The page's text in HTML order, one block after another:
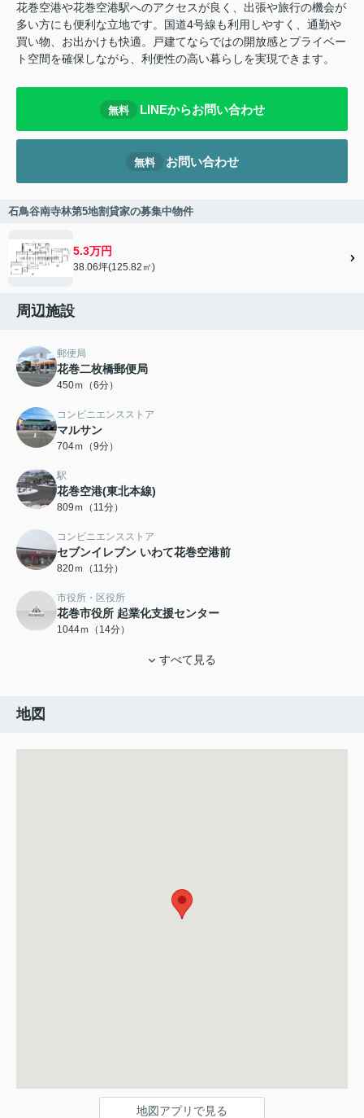
花巻空港や花巻空港駅へのアクセスが良く、出張や旅行の機会が
多い方にも便利な立地です。国道4号線も利用しやすく、通勤や
買い物、お出かけも快適。戸建てならではの開放感とプライベー
ト空間を確保しながら、利便性の高い暮らしを実現できます。
無料 LINEからお問い合わせ
無料 お問い合わせ
石鳥谷南寺林第5地割貸家の募集中物件
5.3万円
38.06坪(125.82㎡)
周辺施設
郵便局
花巻二枚橋郵便局
450ｍ（6分）
コンビニエンスストア
マルサン
704ｍ（9分）
駅
花巻空港(東北本線)
809ｍ（11分）
コンビニエンスストア
セブンイレブン いわて花巻空港前
820ｍ（11分）
市役所・区役所
花巻市役所 起業化支援センター
1044ｍ（14分）
すべて見る
地図
地図アプリで見る